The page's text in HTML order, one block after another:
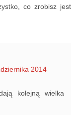
co zrobisz jest
2014
kolejną wielka